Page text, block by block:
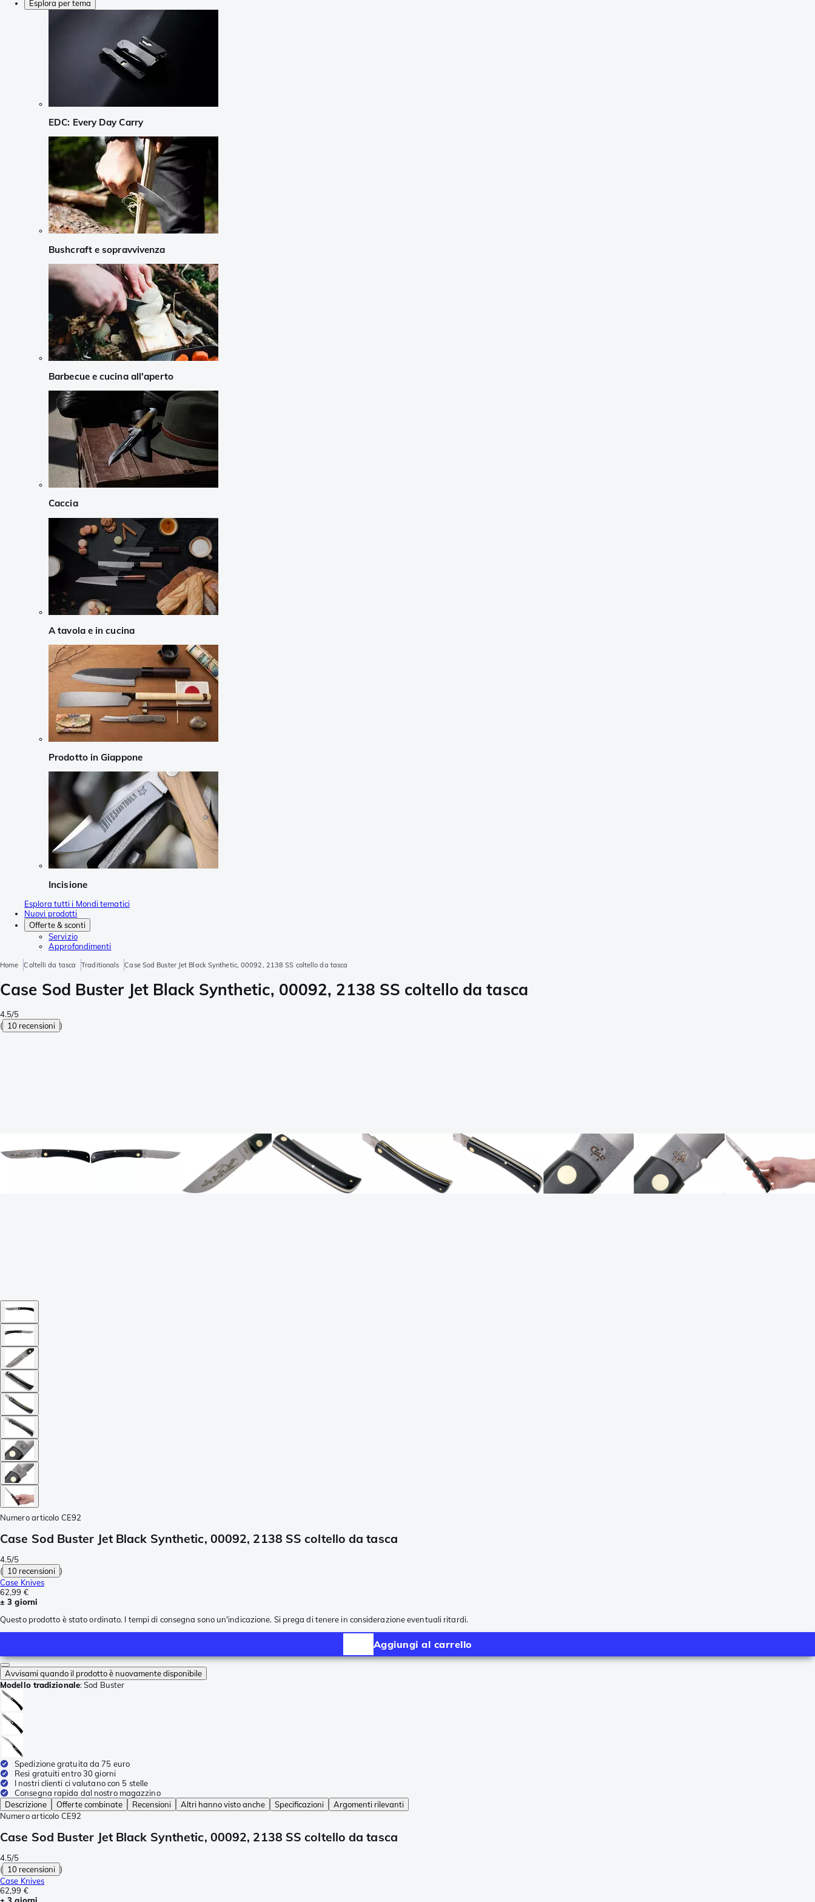
Esplora per tema
EDC: Every Day Carry
Bushcraft e sopravvivenza
Barbecue e cucina all'aperto
Caccia
A tavola e in cucina
Prodotto in Giappone
Incisione
Esplora tutti i Mondi tematici
Nuovi prodotti
Offerte & sconti
Servizio
Approfondimenti
Home Coltelli da tasca Traditionals Case Sod Buster Jet Black Synthetic, 00092, 2138 SS coltello da tasca
Case Sod Buster Jet Black Synthetic, 00092, 2138 SS coltello da tasca
4.5/5
( 10 recensioni )
Numero articolo CE92
Case Sod Buster Jet Black Synthetic, 00092, 2138 SS coltello da tasca
4.5/5
( 10 recensioni )
Case Knives
62,99 €
± 3 giorni
Questo prodotto è stato ordinato. I tempi di consegna sono un'indicazione. Si prega di tenere in considerazione eventuali ritardi.
Aggiungi al carrello
Avvisami quando il prodotto è nuovamente disponibile
Modello tradizionale:Sod Buster
Spedizione gratuita da 75 euro
Resi gratuiti entro 30 giorni
I nostri clienti ci valutano con 5 stelle
Consegna rapida dal nostro magazzino
Descrizione
Offerte combinate Recensioni Altri hanno visto anche Specificazioni
Argomenti rilevanti
Numero articolo CE92
Case Sod Buster Jet Black Synthetic, 00092, 2138 SS coltello da tasca
4.5/5
( 10 recensioni )
Case Knives
62,99 €